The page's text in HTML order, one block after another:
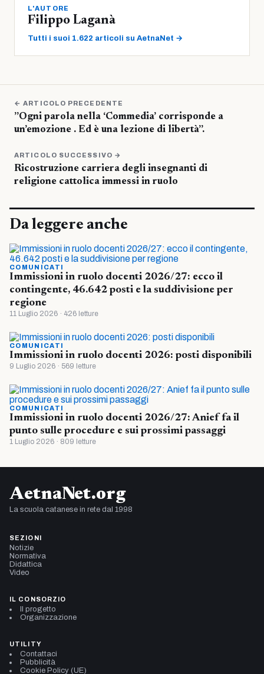
L'AUTORE
Filippo Laganà
Tutti i suoi 1.622 articoli su AetnaNet →
← ARTICOLO PRECEDENTE
”Ogni parola nella ‘Commedia’ corrisponde a
un’emozione . Ed è una lezione di libertà”.
ARTICOLO SUCCESSIVO →
Ricostruzione carriera degli insegnanti di
religione cattolica immessi in ruolo
Da leggere anche
COMUNICATI
Immissioni in ruolo docenti 2026/27: ecco il
contingente, 46.642 posti e la suddivisione per
regione
11 Luglio 2026 · 426 letture
COMUNICATI
Immissioni in ruolo docenti 2026: posti disponibili
9 Luglio 2026 · 569 letture
COMUNICATI
Immissioni in ruolo docenti 2026/27: Anief fa il
punto sulle procedure e sui prossimi passaggi
1 Luglio 2026 · 809 letture
AetnaNet.org
La scuola catanese in rete dal 1998
SEZIONI
Notizie
Normativa
Didattica
Video
IL CONSORZIO
Il progetto
Organizzazione
UTILITY
Contattaci
Pubblicità
Cookie Policy (UE)